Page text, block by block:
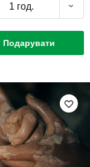
1 год.
Подарувати